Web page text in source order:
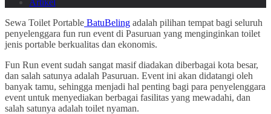
Artikel
Sewa Toilet Portable BatuBeling adalah pilihan tempat bagi seluruh
penyelenggara fun run event di Pasuruan yang menginginkan toilet
jenis portable berkualitas dan ekonomis.
Fun Run event sudah sangat masif diadakan diberbagai kota besar,
dan salah satunya adalah Pasuruan. Event ini akan didatangi oleh
banyak tamu, sehingga menjadi hal penting bagi para penyelenggara
event untuk menyediakan berbagai fasilitas yang mewadahi, dan
salah satunya adalah toilet nyaman.